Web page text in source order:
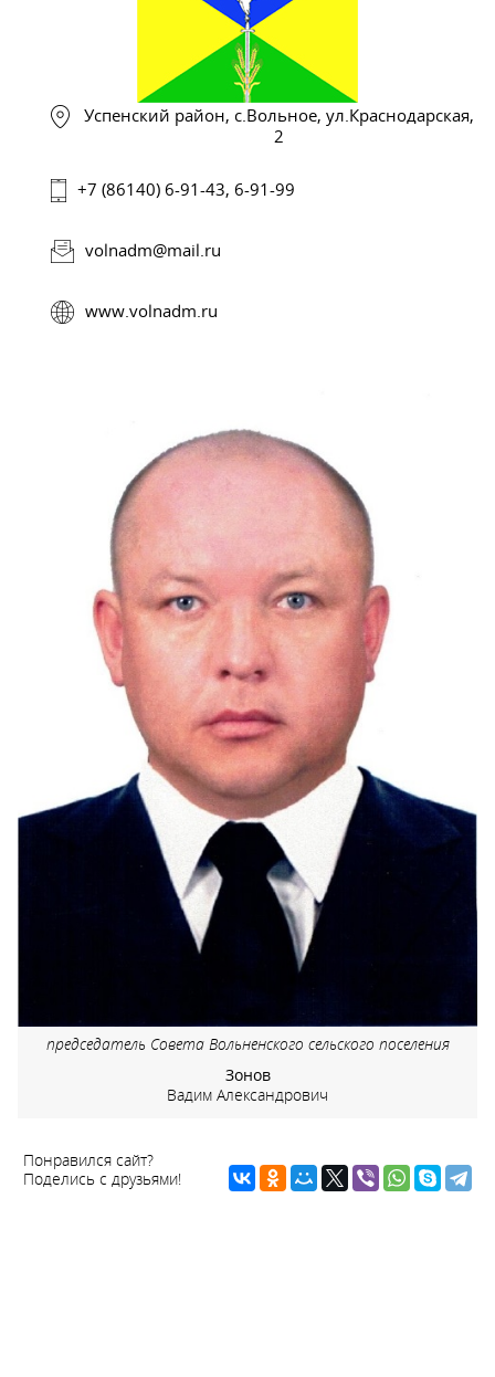
Успенский район, с.Вольное, ул.Краснодарская,
2
+7 (86140) 6-91-43, 6-91-99
volnadm@mail.ru
www.volnadm.ru
председатель Совета Вольненского сельского поселения
Зонов
Вадим Александрович
Понравился сайт?
Поделись с друзьями!